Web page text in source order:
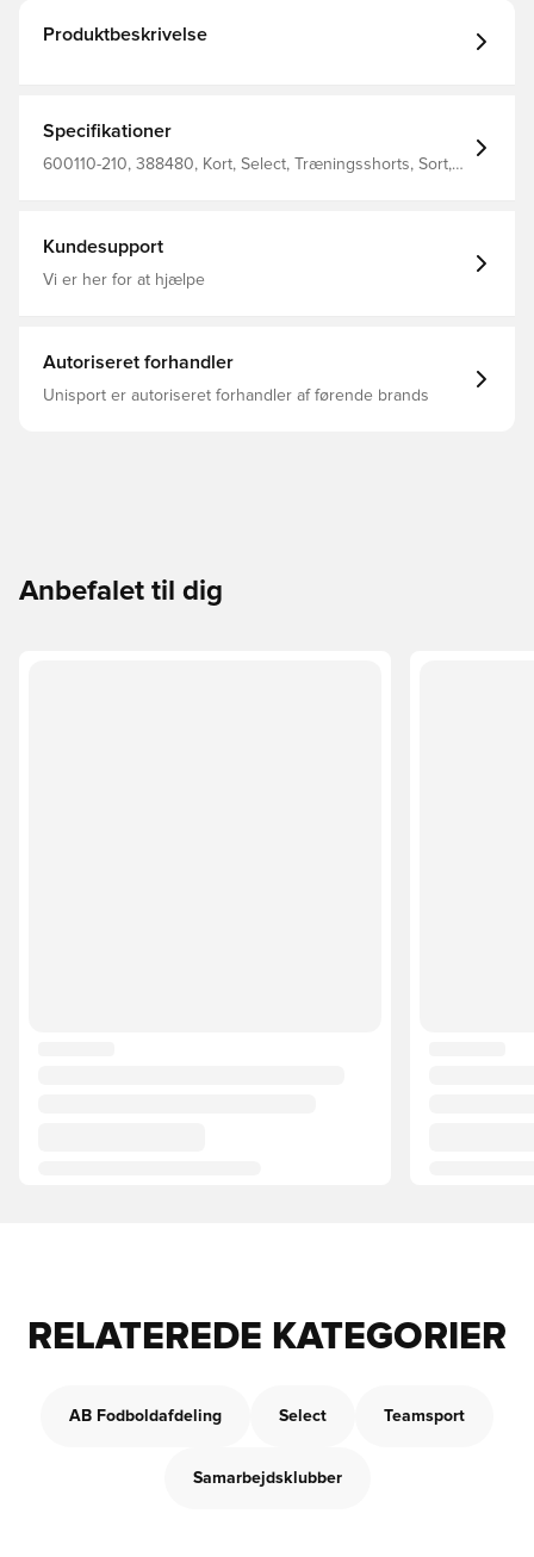
Produktbeskrivelse
Specifikationer
600110-210, 388480, Kort, Select, Træningsshorts, Sort,
Kundesupport
Vi er her for at hjælpe
Autoriseret forhandler
Unisport er autoriseret forhandler af førende brands
Anbefalet til dig
RELATEREDE KATEGORIER
AB Fodboldafdeling Select Teamsport
Samarbejdsklubber